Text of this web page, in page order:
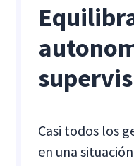
Casi todos los
en una